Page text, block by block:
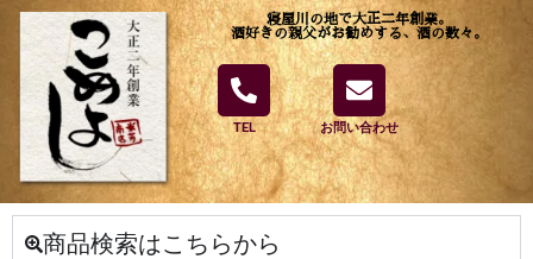
寝屋川の地で大正二年創業。
酒好きの親父がお勧めする、酒の数々。
TEL お問い合わせ
商品検索はこちらから